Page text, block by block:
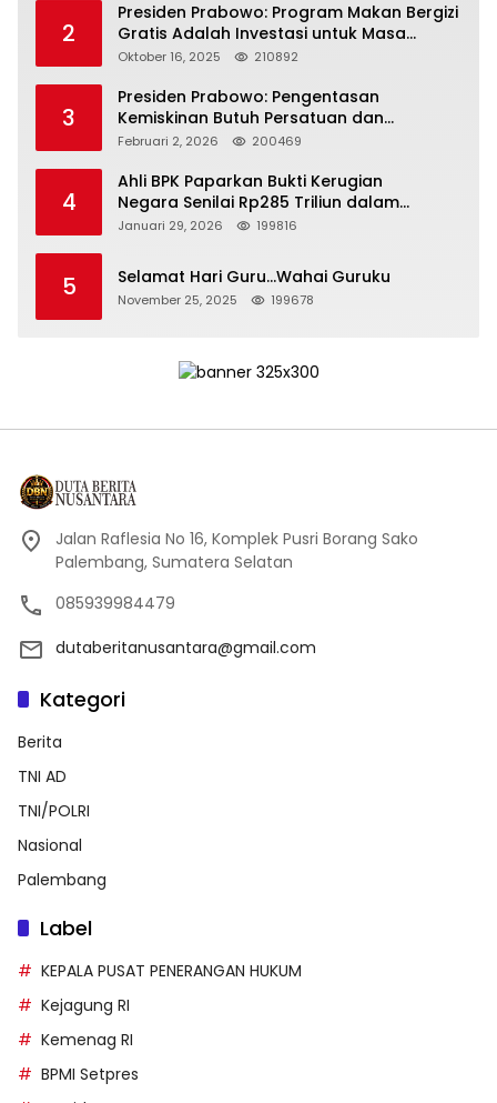
2
Presiden Prabowo: Program Makan Bergizi
Gratis Adalah Investasi untuk Masa
Depan Bangsa
Oktober 16, 2025 210892
3
Presiden Prabowo: Pengentasan
Kemiskinan Butuh Persatuan dan
Kepemimpinan yang Bertanggung Jawab
Februari 2, 2026 200469
4
Ahli BPK Paparkan Bukti Kerugian
Negara Senilai Rp285 Triliun dalam
Persidangan Korupsi PT Pertamina
Januari 29, 2026 199816
5 Selamat Hari Guru…Wahai Guruku
November 25, 2025 199678
Jalan Raflesia No 16, Komplek Pusri Borang Sako
Palembang, Sumatera Selatan
085939984479
dutaberitanusantara@gmail.com
Kategori
Berita
TNI AD
TNI/POLRI
Nasional
Palembang
Label
KEPALA PUSAT PENERANGAN HUKUM
Kejagung RI
Kemenag RI
BPMI Setpres